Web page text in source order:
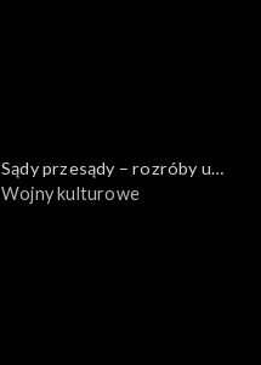
Sądy przesądy – rozróby u
Kuby
Wojny kulturowe